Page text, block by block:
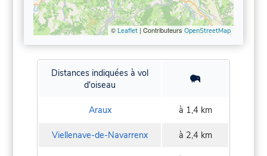
© Leaflet| Contributeurs OpenStreetMap
Distances indiquées à vol
d'oiseau
Araux à 1,4 km
Viellenave-de-Navarrenx à 2,4 km